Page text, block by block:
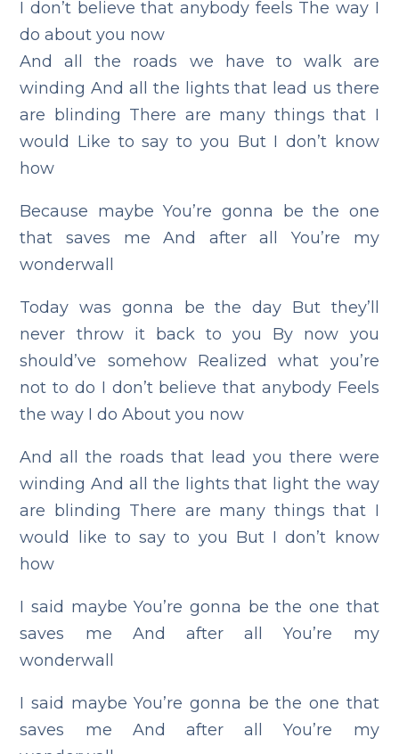
I don’t believe that anybody feels The way I
do about you now
And all the roads we have to walk are
winding And all the lights that lead us there
are blinding There are many things that I
would Like to say to you But I don’t know
how
Because maybe You’re gonna be the one
that saves me And after all
You’re my
wonderwall
Today was gonna be the day But they’ll
never throw it back to you By now you
should’ve somehowRealized what you’re
not to do I don’t believe that anybodyFeels
the way I do About you now
And all the roads that lead you there were
winding And all the lights that light the way
are blinding There are many things that I
would like to say to you But I don’t know
how
I said maybe You’re gonna be the one that
saves me And after all
You’re my
wonderwall
I said maybe You’re gonna be the one that
saves me And after all
You’re my